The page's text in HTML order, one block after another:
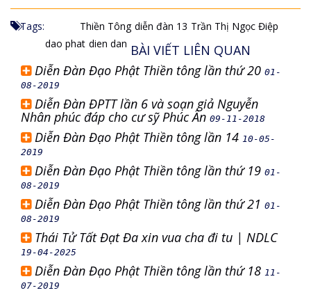
Tags: Thiền Tông diễn đàn 13 Trần Thị Ngọc Điệp
dao phat dien dan BÀI VIẾT LIÊN QUAN
Diễn Đàn Đạo Phật Thiền tông lần thứ 20 01-
08-2019
Diễn Đàn ĐPTT lần 6 và soạn giả Nguyễn
Nhân phúc đáp cho cư sỹ Phúc Ân 09-11-2018
Diễn Đàn Đạo Phật Thiền tông lần 14 10-05-
2019
Diễn Đàn Đạo Phật Thiền tông lần thứ 19 01-
08-2019
Diễn Đàn Đạo Phật Thiền tông lần thứ 21 01-
08-2019
Thái Tử Tất Đạt Đa xin vua cha đi tu | NDLC
19-04-2025
Diễn Đàn Đạo Phật Thiền tông lần thứ 18 11-
07-2019